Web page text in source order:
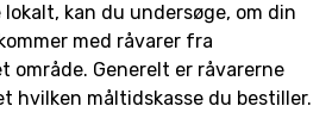
lokalt, kan du undersøge, om din
med råvarer fra
område. Generelt er råvarerne
hvilken måltidskasse du bestiller.